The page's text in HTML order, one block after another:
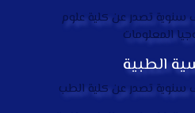
سنوية تصدر عن كلية علوم
المعلومات
الطبية
سنوية تصدر عن كلية الطب